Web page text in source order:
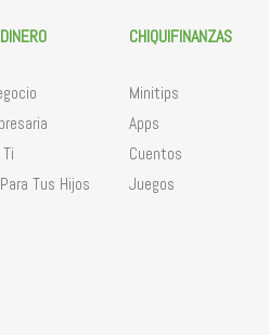
Tus Hijos
CHIQUIFINANZAS
Minitips
Apps
Cuentos
Juegos